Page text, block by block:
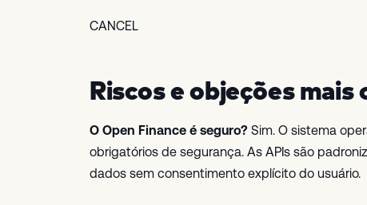
CANCEL
Riscos e objeções mais
O Open Finance é seguro? Sim. O sistema
obrigatórios de segurança. As APIs são
dados sem consentimento explícito do usuário.